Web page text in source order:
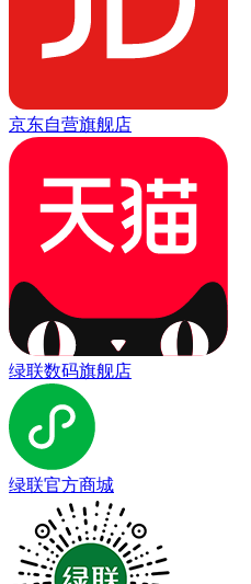
京东自营旗舰店
绿联数码旗舰店
绿联官方商城